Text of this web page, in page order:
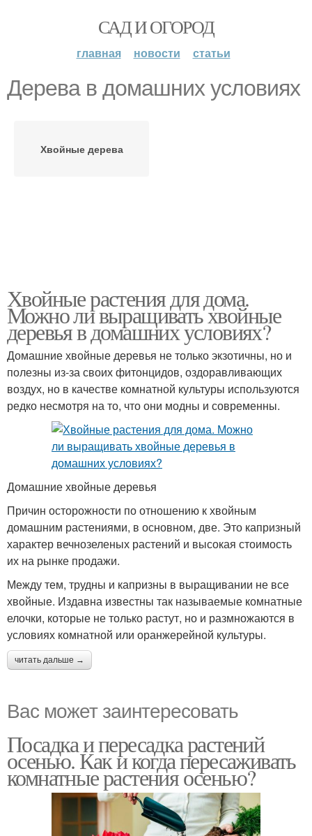
САД И ОГОРОД
главная новости статьи
Дерева в домашних условиях
Хвойные дерева
Хвойные растения для дома.
Можно ли выращивать хвойные
деревья в домашних условиях?
Домашние хвойные деревья не только экзотичны, но и
полезны из-за своих фитонцидов, оздоравливающих
воздух, но в качестве комнатной культуры используются
редко несмотря на то, что они модны и современны.
Домашние хвойные деревья
Причин осторожности по отношению к хвойным
домашним растениями, в основном, две. Это капризный
характер вечнозеленых растений и высокая стоимость
их на рынке продажи.
Между тем, трудны и капризны в выращивании не все
хвойные. Издавна известны так называемые комнатные
елочки, которые не только растут, но и размножаются в
условиях комнатной или оранжерейной культуры.
читать дальше →
Вас может заинтересовать
Посадка и пересадка растений
осенью. Как и когда пересаживать
комнатные растения осенью?